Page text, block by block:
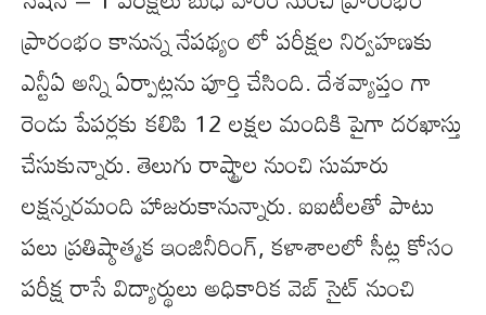
ప్రారంభం కానున్న నేపథ్యం లో పరీక్షల నిర్వహణకు
ఎన్టీఏ అన్ని ఏర్పాట్లను పూర్తి చేసింది. దేశవ్యాప్తం గా
రెండు పేపర్లకు కలిపి 12 లక్షల మందికి పైగా దరఖాస్తు
చేసుకున్నారు. తెలుగు రాష్ట్రాల నుంచి సుమారు
లక్షన్నరమంది హాజరుకానున్నారు. ఐఐటీలతో పాటు
పలు ప్రతిష్ఠాత్మక ఇంజినీరింగ్, కళాశాలలో సీట్ల కోసం
పరీక్ష రాసే విద్యార్థులు అధికారిక వెబ్ సైట్ నుంచి